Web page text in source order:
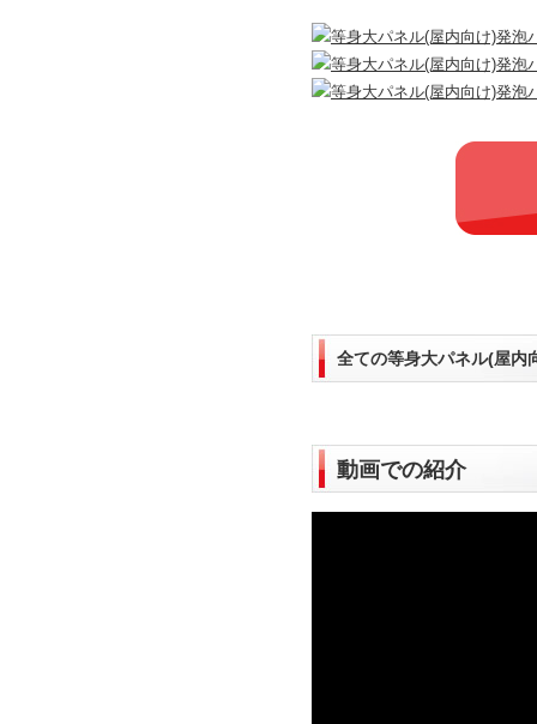
全ての等身大パネル(屋内
動画での紹介